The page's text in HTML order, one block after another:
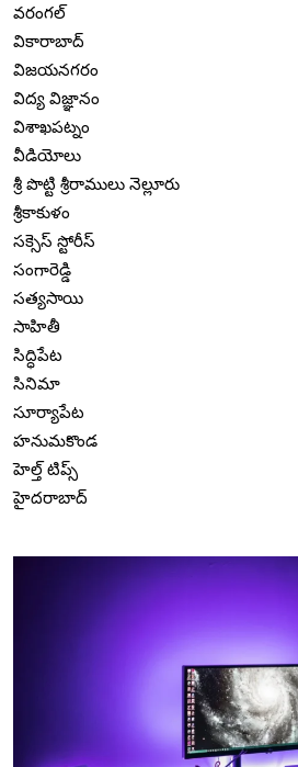
వరంగల్
వికారాబాద్
విజయనగరం
విద్య విజ్ఞానం
విశాఖపట్నం
వీడియోలు
శ్రీ పొట్టి శ్రీరాములు నెల్లూరు
శ్రీకాకుళం
సక్సెస్ స్టోరీస్
సంగారెడ్డి
సత్యసాయి
సాహితీ
సిద్ధిపేట
సినిమా
సూర్యాపేట
హనుమకొండ
హెల్త్ టిప్స్
హైదరాబాద్